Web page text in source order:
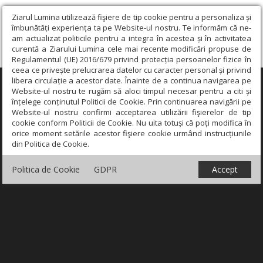
Ziarul Lumina utilizează fişiere de tip cookie pentru a personaliza și
îmbunătăți experiența ta pe Website-ul nostru. Te informăm că ne-
am actualizat politicile pentru a integra în acestea și în activitatea
curentă a Ziarului Lumina cele mai recente modificări propuse de
Regulamentul (UE) 2016/679 privind protecția persoanelor fizice în
ceea ce privește prelucrarea datelor cu caracter personal și privind
libera circulație a acestor date. Înainte de a continua navigarea pe
Website-ul nostru te rugăm să aloci timpul necesar pentru a citi și
înțelege conținutul Politicii de Cookie. Prin continuarea navigării pe
Website-ul nostru confirmi acceptarea utilizării fişierelor de tip
cookie conform Politicii de Cookie. Nu uita totuși că poți modifica în
orice moment setările acestor fişiere cookie urmând instrucțiunile
din Politica de Cookie.
Politica de Cookie GDPR Accept
×